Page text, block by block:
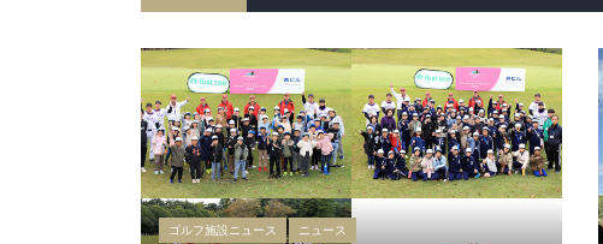
ゴルフ施設ニュース ニュース